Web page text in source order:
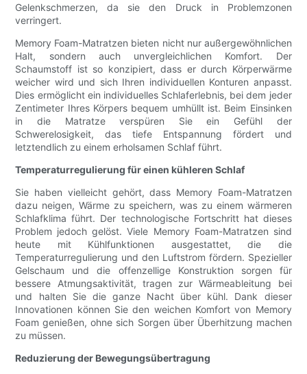
Gelenkschmerzen, da sie den Druck in Problemzonen
verringert.
Memory Foam-Matratzen bieten nicht nur außergewöhnlichen
Halt, sondern auch unvergleichlichen Komfort. Der
Schaumstoff ist so konzipiert, dass er durch Körperwärme
weicher wird und sich Ihren individuellen Konturen anpasst.
Dies ermöglicht ein individuelles Schlaferlebnis, bei dem jeder
Zentimeter Ihres Körpers bequem umhüllt ist. Beim Einsinken
in die Matratze verspüren Sie ein Gefühl der
Schwerelosigkeit, das tiefe Entspannung fördert und
letztendlich zu einem erholsamen Schlaf führt.
Temperaturregulierung für einen kühleren Schlaf
Sie haben vielleicht gehört, dass Memory Foam-Matratzen
dazu neigen, Wärme zu speichern, was zu einem wärmeren
Schlafklima führt. Der technologische Fortschritt hat dieses
Problem jedoch gelöst. Viele Memory Foam-Matratzen sind
heute mit Kühlfunktionen ausgestattet, die die
Temperaturregulierung und den Luftstrom fördern. Spezieller
Gelschaum und die offenzellige Konstruktion sorgen für
bessere Atmungsaktivität, tragen zur Wärmeableitung bei
und halten Sie die ganze Nacht über kühl. Dank dieser
Innovationen können Sie den weichen Komfort von Memory
Foam genießen, ohne sich Sorgen über Überhitzung machen
zu müssen.
Reduzierung der Bewegungsübertragung